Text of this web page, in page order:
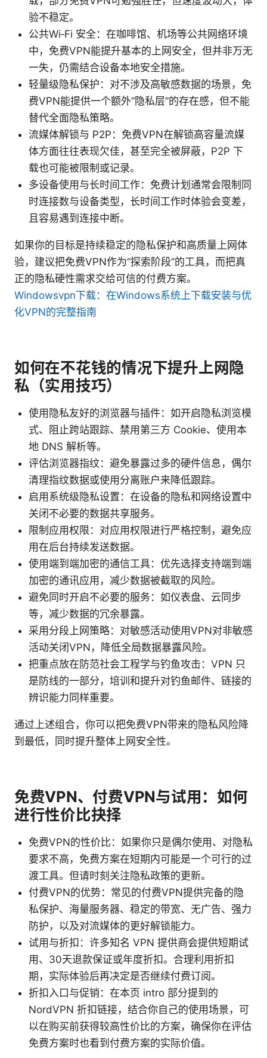
验不稳定。
公共Wi‑Fi 安全：在咖啡馆、机场等公共网络环境
中，免费VPN能提升基本的上网安全，但并非万无
一失，仍需结合设备本地安全措施。
轻量级隐私保护：对不涉及高敏感数据的场景，免
费VPN能提供一个额外“隐私层”的存在感，但不能
替代全面隐私策略。
流媒体解锁与 P2P：免费VPN在解锁高容量流媒
体方面往往表现欠佳，甚至完全被屏蔽，P2P 下
载也可能被限制或记录。
多设备使用与长时间工作：免费计划通常会限制同
时连接数与设备类型，长时间工作时体验会变差，
且容易遇到连接中断。
如果你的目标是持续稳定的隐私保护和高质量上网体
验，建议把免费VPN作为“探索阶段”的工具，而把真
正的隐私硬性需求交给可信的付费方案。
Windowsvpn下载：在Windows系统上下载安装与优
化VPN的完整指南
如何在不花钱的情况下提升上网隐
私（实用技巧）
使用隐私友好的浏览器与插件：如开启隐私浏览模
式、阻止跨站跟踪、禁用第三方 Cookie、使用本
地 DNS 解析等。
评估浏览器指纹：避免暴露过多的硬件信息，偶尔
清理指纹数据或使用分离账户来降低跟踪。
启用系统级隐私设置：在设备的隐私和网络设置中
关闭不必要的数据共享服务。
限制应用权限：对应用权限进行严格控制，避免应
用在后台持续发送数据。
使用端到端加密的通信工具：优先选择支持端到端
加密的通讯应用，减少数据被截取的风险。
避免同时开启不必要的服务：如仪表盘、云同步
等，减少数据的冗余暴露。
采用分段上网策略：对敏感活动使用VPN对非敏感
活动关闭VPN，降低全局数据暴露风险。
把重点放在防范社会工程学与钓鱼攻击：VPN 只
是防线的一部分，培训和提升对钓鱼邮件、链接的
辨识能力同样重要。
通过上述组合，你可以把免费VPN带来的隐私风险降
到最低，同时提升整体上网安全性。
免费VPN、付费VPN与试用：如何
进行性价比抉择
免费VPN的性价比：如果你只是偶尔使用、对隐私
要求不高，免费方案在短期内可能是一个可行的过
渡工具。但请时刻关注隐私政策的更新。
付费VPN的优势：常见的付费VPN提供完备的隐
私保护、海量服务器、稳定的带宽、无广告、强力
防护，以及对流媒体的更好解锁能力。
试用与折扣：许多知名 VPN 提供商会提供短期试
用、30天退款保证或年度折扣。合理利用折扣
期，实际体验后再决定是否继续付费订阅。
折扣入口与促销：在本页 intro 部分提到的
NordVPN 折扣链接，结合你自己的使用场景，可
以在购买前获得较高性价比的方案，确保你在评估
免费方案时也看到付费方案的实际价值。